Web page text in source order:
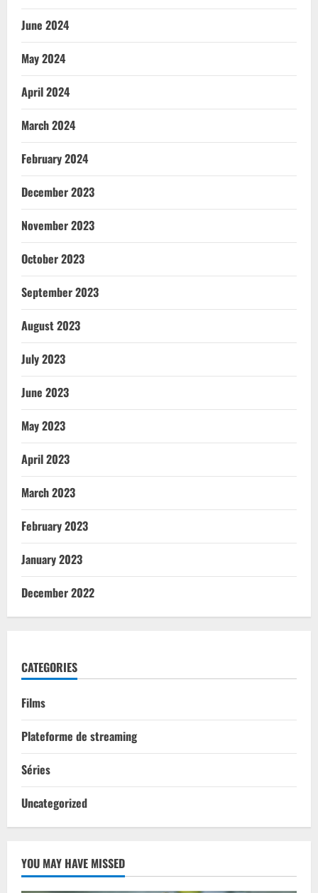
June 2024
May 2024
April 2024
March 2024
February 2024
December 2023
November 2023
October 2023
September 2023
August 2023
July 2023
June 2023
May 2023
April 2023
March 2023
February 2023
January 2023
December 2022
CATEGORIES
Films
Plateforme de streaming
Séries
Uncategorized
YOU MAY HAVE MISSED